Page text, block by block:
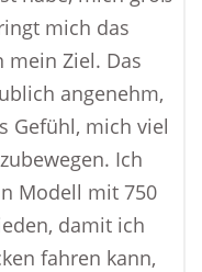
mich das
mein Ziel. Das
angenehm,
Gefühl, mich viel
Ich
Modell mit 750
damit ich
fahren kann,